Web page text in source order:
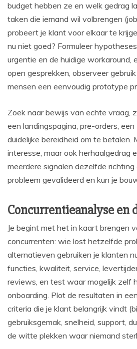
budget hebben ze en welk gedrag
taken die iemand wil volbrengen
probeert je klant voor elkaar te
nu niet goed? Formuleer
urgentie en de huidige workaround,
open gesprekken, observeer
mensen een eenvoudig prototype
Zoek naar bewijs van echte vraag,
een landingspagina, pre-orders,
duidelijke bereidheid om te betalen.
interesse, maar ook herhaalgedrag
meerdere signalen dezelfde richting
probleem gevalideerd en kun je
Concurrentieanalyse en
Je begint met het in kaart brengen
concurrenten: wie lost hetzelfde
alternatieven gebruiken je klanten
functies, kwaliteit, service,
reviews, en test waar mogelijk zelf
onboarding. Plot de resultaten in
criteria die je klant belangrijk vindt
gebruiksgemak, snelheid, support,
de witte plekken waar niemand